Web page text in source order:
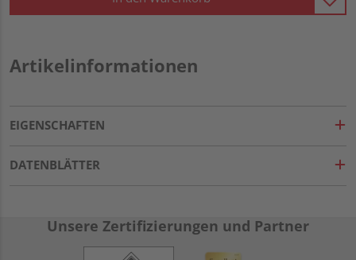
Artikelinformationen
EIGENSCHAFTEN
DATENBLÄTTER
Unsere Zertifizierungen und Partner